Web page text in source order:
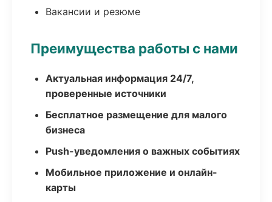
Вакансии и резюме
Преимущества работы с нами
Актуальная информация 24/7,
проверенные источники
Бесплатное размещение для малого
бизнеса
Push-уведомления о важных событиях
Мобильное приложение и онлайн-
карты